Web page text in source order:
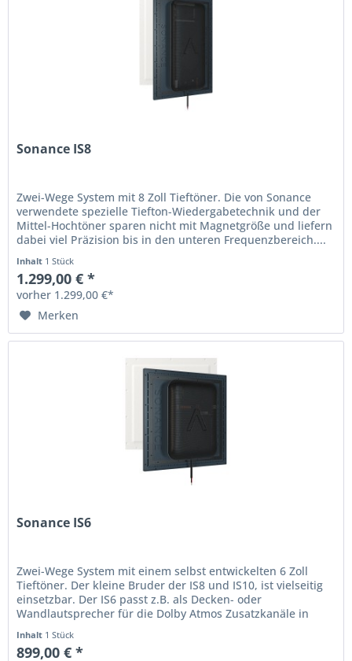
Sonance IS8
Zwei-Wege System mit 8 Zoll Tieftöner. Die von Sonance
verwendete spezielle Tiefton-Wiedergabetechnik und der
Mittel-Hochtöner sparen nicht mit Magnetgröße und liefern
dabei viel Präzision bis in den unteren Frequenzbereich....
Inhalt 1 Stück
1.299,00 € *
vorher 1.299,00 €*
Merken
Sonance IS6
Zwei-Wege System mit einem selbst entwickelten 6 Zoll
Tieftöner. Der kleine Bruder der IS8 und IS10, ist vielseitig
einsetzbar. Der IS6 passt z.B. als Decken- oder
Wandlautsprecher für die Dolby Atmos Zusatzkanäle in
Inhalt 1 Stück
899,00 € *